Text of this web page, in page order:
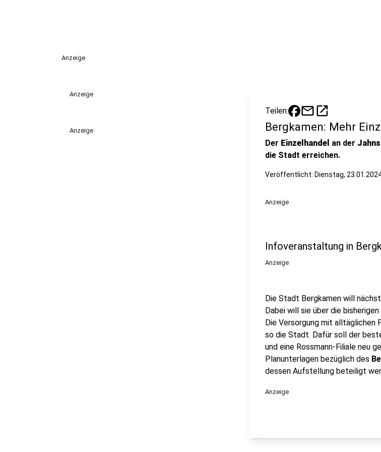
Anzeige
Anzeige
Anzeige
Teilen: mailopen_in_new
Bergkamen: Mehr
Der Einzelhandel an der
die Stadt erreichen.
Veröffentlicht: Dienstag,
Anzeige
Infoveranstaltung in
Anzeige
Die Stadt Bergkamen will
Dabei will sie über die
Die Versorgung mit
so die Stadt. Dafür soll der
und eine Rossmann-Filiale neu
Planunterlagen bezüglich des
dessen Aufstellung beteiligt
Anzeige